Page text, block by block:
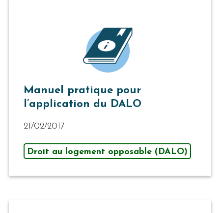
Manuel pratique pour
l’application du DALO
21/02/2017
Droit au logement opposable (DALO)